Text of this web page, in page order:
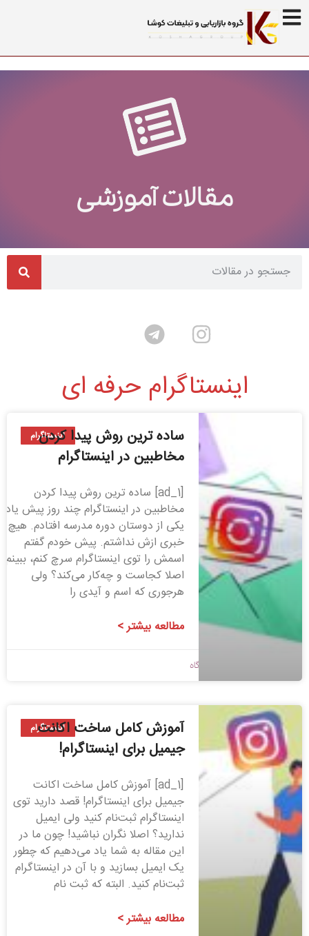
مقالات آموزشی
اینستاگرام حرفه ای
اینستاگرام
ساده ترین روش پیدا كردن
مخاطبین در اينستاگرام
[ad_1] ساده ترین روش پیدا كردن
مخاطبین در اينستاگرام چند روز پیش یاد
یکی از دوستان دوره مدرسه افتادم. هیچ
خبری ازش نداشتم. پیش خودم گفتم
اسمش را توی اینستاگرام سرچ کنم، ببینم
اصلا کجاست و چه‌کار می‌کند؟ ولی
هرجوری که اسم و آیدی را
مطالعه بیشتر >
بدون دیدگاه
اینستاگرام
آموزش کامل ساخت اکانت
جیمیل برای اینستاگرام!
[ad_1] آموزش کامل ساخت اکانت
جیمیل برای اینستاگرام! قصد دارید توی
اینستاگرام ثبت‌نام کنید ولی ایمیل
ندارید؟ اصلا نگران نباشید! چون ما در
این مقاله به شما یاد می‌دهیم که چطور
یک ایمیل بسازید و با آن در اینستاگرام
ثبت‌نام کنید. البته که ثبت نام
مطالعه بیشتر >